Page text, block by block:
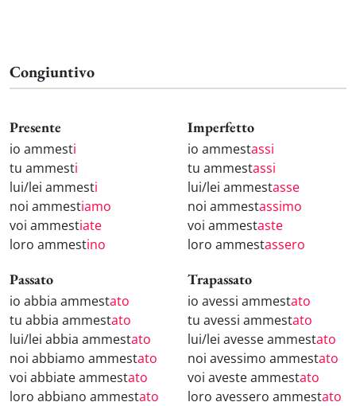
Congiuntivo
Presente
io ammesti
tu ammesti
lui/lei ammesti
noi ammestiamo
voi ammestiate
loro ammestino
Imperfetto
io ammestassi
tu ammestassi
lui/lei ammestasse
noi ammestassimo
voi ammestaste
loro ammestassero
Passato
io abbia ammestato
tu abbia ammestato
lui/lei abbia ammestato
noi abbiamo ammestato
voi abbiate ammestato
loro abbiano ammestato
Trapassato
io avessi ammestato
tu avessi ammestato
lui/lei avesse ammestato
noi avessimo ammestato
voi aveste ammestato
loro avessero ammestato